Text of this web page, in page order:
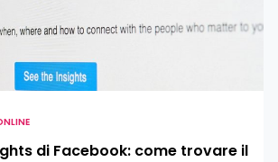
di Facebook: come trovare il